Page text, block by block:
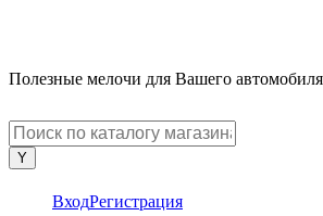
Полезные мелочи для Вашего автомобиля
ВходРегистрация